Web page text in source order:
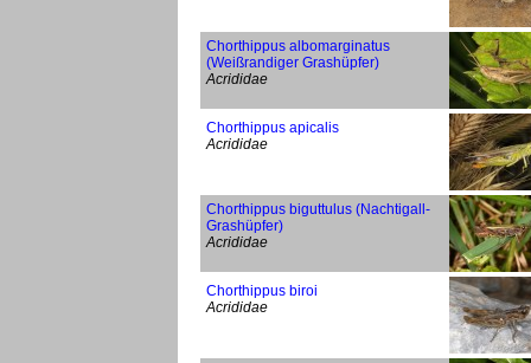
Chorthippus albomarginatus
(Weißrandiger Grashüpfer)
Acrididae
Chorthippus apicalis
Acrididae
Chorthippus biguttulus (Nachtigall-
Grashüpfer)
Acrididae
Chorthippus biroi
Acrididae